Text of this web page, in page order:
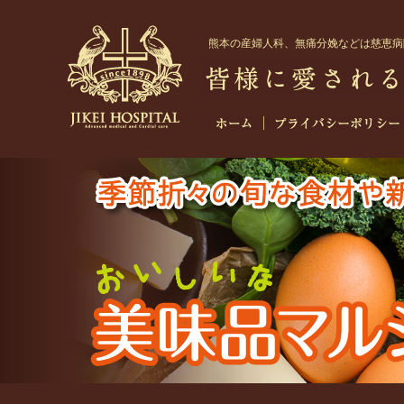
熊本の産婦人科、無痛分娩などは慈恵